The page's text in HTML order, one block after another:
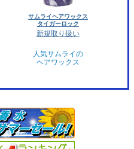
サムライヘアワックス
タイガーロック
新規取り扱い
人気サムライの
ヘアワックス